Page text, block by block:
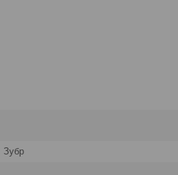
Зубр